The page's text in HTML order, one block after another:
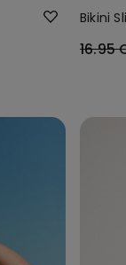
Bikini
16.95